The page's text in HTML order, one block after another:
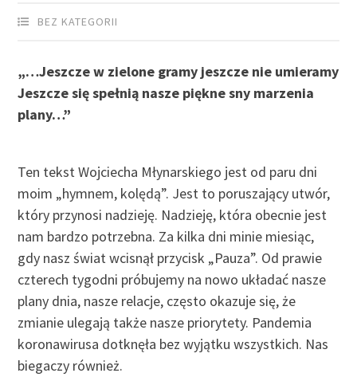
BEZ KATEGORII
„…Jeszcze w zielone gramy jeszcze nie umieramy
Jeszcze się spełnią nasze piękne sny marzenia
plany…”
Ten tekst Wojciecha Młynarskiego jest od paru dni
moim „hymnem, kolędą”. Jest to poruszający utwór,
który przynosi nadzieję. Nadzieję, która obecnie jest
nam bardzo potrzebna. Za kilka dni minie miesiąc,
gdy nasz świat wcisnął przycisk „Pauza”. Od prawie
czterech tygodni próbujemy na nowo układać nasze
plany dnia, nasze relacje, często okazuje się, że
zmianie ulegają także nasze priorytety. Pandemia
koronawirusa dotknęła bez wyjątku wszystkich. Nas
biegaczy również.